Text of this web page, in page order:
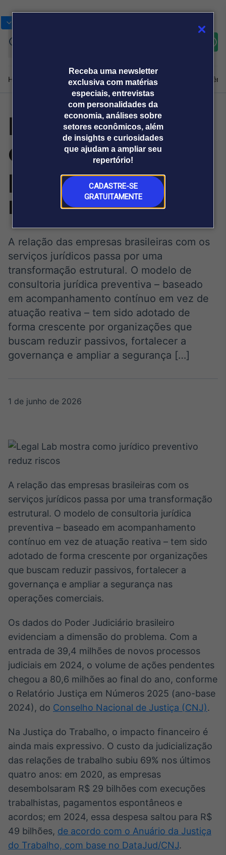
Receba uma newsletter
exclusiva com matérias
especiais, entrevistas
com personalidades da
economia, análises sobre
setores econômicos, além
de insights e curiosidades
que ajudam a ampliar seu
repertório!
CADASTRE-SE
GRATUITAMENTE
Home Produtos e soluçõesNotíciasBlogWeekend
Plataformas
Broadcast
Broadcast+
O mercado
financeiro em
tempo real
Broadcast
Agro
agronegócio
Broadcast
Político
Os bastidores da
política em tempo
real
Broadcast
Plataforma para
conteúdos
personalizados
Soluções de Dados
e Conteúdos
Broadcast
OTC
Plataforma para
negociação de
Datafeed
APIs para
integração de
conteúdos e
dados
Ticker
Cotações e
notícias
Broadcast
Widgets
Componentes
funcionalidades
Broadcast
Wallboard
Sobre nós Releases Broadcast
Prêmio Broadcast
Analistas
Prêmio Broadcast
Empresas
Agências de
comunicação
Releases
Legal Lab mostra
como jurídico
preventivo reduz
riscos
A relação das empresas brasileiras com os
serviços jurídicos passa por uma
transformação estrutural. O modelo de
consultoria jurídica preventiva – baseado
em acompanhamento contínuo em vez de
atuação reativa – tem sido adotado de
forma crescente por organizações que
buscam reduzir passivos, fortalecer a
governança e ampliar a segurança […]
1 de junho de 2026
A relação das empresas brasileiras com os
serviços jurídicos passa por uma transformação
estrutural. O modelo de consultoria jurídica
preventiva – baseado em acompanhamento
contínuo em vez de atuação reativa – tem sido
adotado de forma crescente por organizações
que buscam reduzir passivos, fortalecer a
governança e ampliar a segurança nas
operações comerciais.
Os dados do Poder Judiciário brasileiro
evidenciam a dimensão do problema. Com a
entrada de 39,4 milhões de novos processos
judiciais em 2024, o volume de ações pendentes
chegou a 80,6 milhões ao final do ano, conforme
o Relatório Justiça em Números 2025 (ano-base
2024), do Conselho Nacional de Justiça (CNJ).
Na Justiça do Trabalho, o impacto financeiro é
ainda mais expressivo. O custo da judicialização
das relações de trabalho subiu 69% nos últimos
quatro anos: em 2020, as empresas
desembolsaram R$ 29 bilhões com execuções
trabalhistas, pagamentos espontâneos e
acordos; em 2024, essa despesa saltou para R$
49 bilhões, de acordo com o Anuário da Justiça
do Trabalho, com base no DataJud/CNJ.